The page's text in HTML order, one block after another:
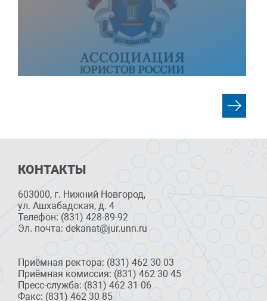
КОНТАКТЫ
603000, г. Нижний Новгород,
ул. Ашхабадская, д. 4
Телефон: (831) 428-89-92
Эл. почта: dekanat@jur.unn.ru
Приёмная ректора: (831) 462 30 03
Приёмная комиссия: (831) 462 30 45
Пресс-служба: (831) 462 31 06
Факс: (831) 462 30 85